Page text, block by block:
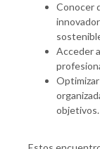
Conocer
Acceder
objetivos.